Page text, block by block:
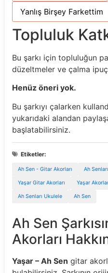
Yanlış Birşey Farkettim
Topluluk
Bu şarkı için topluluğun
düzeltmeler ve çalma
Henüz öneri yok.
Bu şarkıyı çalarken
yukarıdaki alandan
başlatabilirsiniz.
Etiketler:
Ah Sen - Gitar Akorları Ah Senları
Yaşar Gitar Akorları Yaşar
Ah Senları Ukulele Ah Sen
Ah Sen
Akorları
Yaşar – Ah Sen gitar